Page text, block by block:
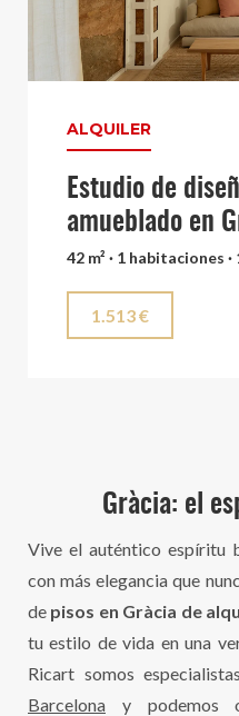
ALQUILER
Estudio de
amueblado en
42 m² · 1 habitaciones ·
1.513 €
Gràcia: el
Vive el auténtico espíritu
con más elegancia que
de pisos en Gràcia de
tu estilo de vida en una
Ricart somos
Barcelona y podemos